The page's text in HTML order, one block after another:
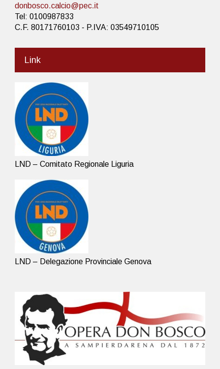
donbosco.calcio@pec.it
Tel: 0100987833
C.F. 80171760103 - P.IVA: 03549710105
Link
LND – Comitato Regionale Liguria
LND – Delegazione Provinciale Genova